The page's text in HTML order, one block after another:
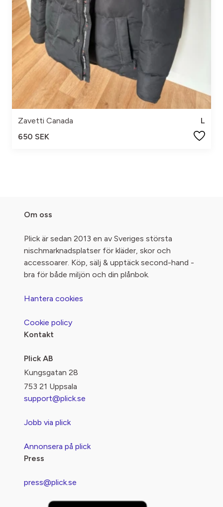
Zavetti Canada
L
650 SEK
Om oss
Plick är sedan 2013 en av Sveriges största
nischmarknadsplatser för kläder, skor och
accessoarer. Köp, sälj & upptäck second-hand -
bra för både miljön och din plånbok.
Hantera cookies
Cookie policy
Kontakt
Plick AB
Kungsgatan 28
753 21 Uppsala
support@plick.se
Jobb via plick
Annonsera på plick
Press
press@plick.se